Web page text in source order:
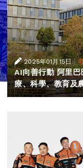
2025年01月15日 |
AI向善行動 阿里
療、科學、教育及